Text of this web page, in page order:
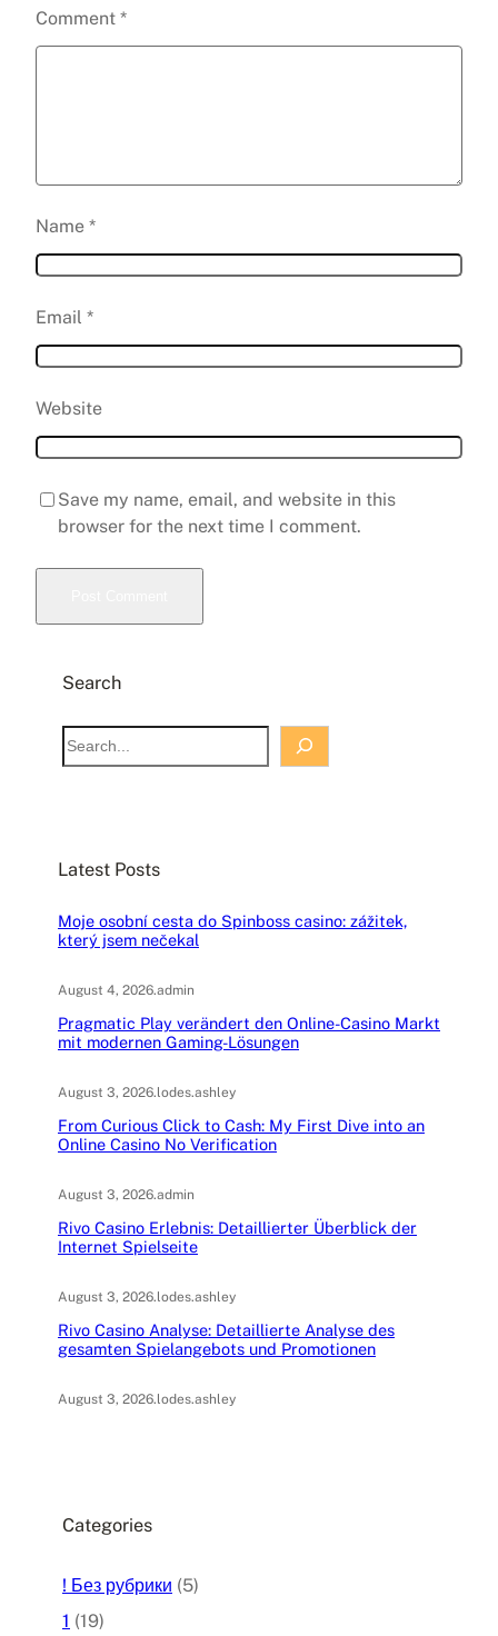
Comment *
Name *
Email *
Website
Save my name, email, and website in this
browser for the next time I comment.
Search
S
e
h
Latest Posts
Moje osobní cesta do Spinboss casino: zážitek,
který jsem nečekal
August 4, 2026.admin
Pragmatic Play verändert den Online-Casino Markt
mit modernen Gaming-Lösungen
August 3, 2026.lodes.ashley
From Curious Click to Cash: My First Dive into an
Online Casino No Verification
August 3, 2026.admin
Rivo Casino Erlebnis: Detaillierter Überblick der
Internet Spielseite
August 3, 2026.lodes.ashley
Rivo Casino Analyse: Detaillierte Analyse des
gesamten Spielangebots und Promotionen
August 3, 2026.lodes.ashley
Categories
! Без рубрики (5)
1 (19)